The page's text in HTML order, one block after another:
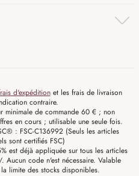
d'expéditionet les frais de livraison
contraire.
minimale de commande 60 € ; non
en cours ; utilisable une seule fois.
: FSC-C136992 (Seuls les articles
sont certifiés FSC)
est déjà appliquée sur tous les articles
code n'est nécessaire. Valable
limite des stocks disponibles.